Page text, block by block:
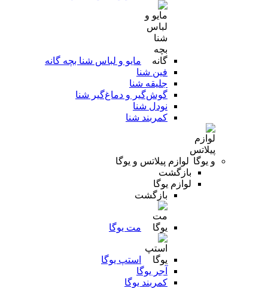
مایو و لباس شنا بچه گانه
فین شنا
جلیقه شنا
گوش‌گیر و دماغ‌گیر شنا
نودل شنا
کمربند شنا
لوازم پیلاتس و یوگا
بازگشت
لوازم یوگا
بازگشت
مت یوگا
استپ یوگا
آجر یوگا
کمربند یوگا